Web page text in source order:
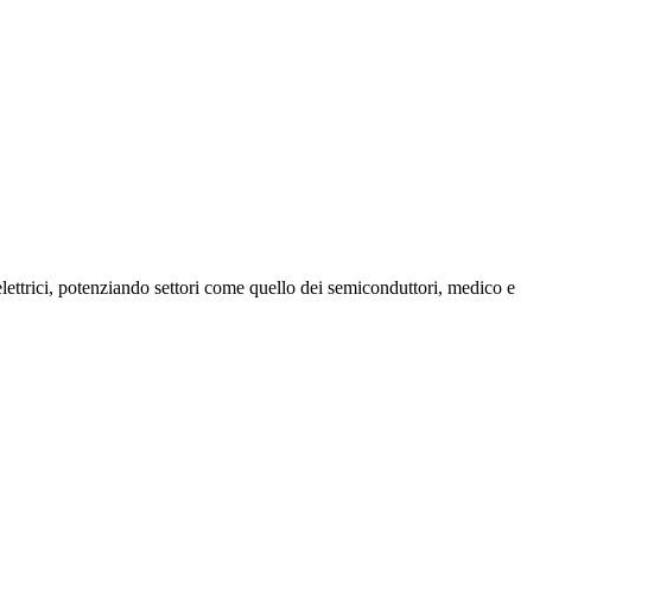
potenziando settori come quello dei semiconduttori, medico e